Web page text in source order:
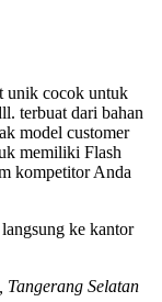
unik cocok untuk
terbuat dari bahan
model customer
memiliki Flash
kompetitor Anda
ke kantor
Selatan